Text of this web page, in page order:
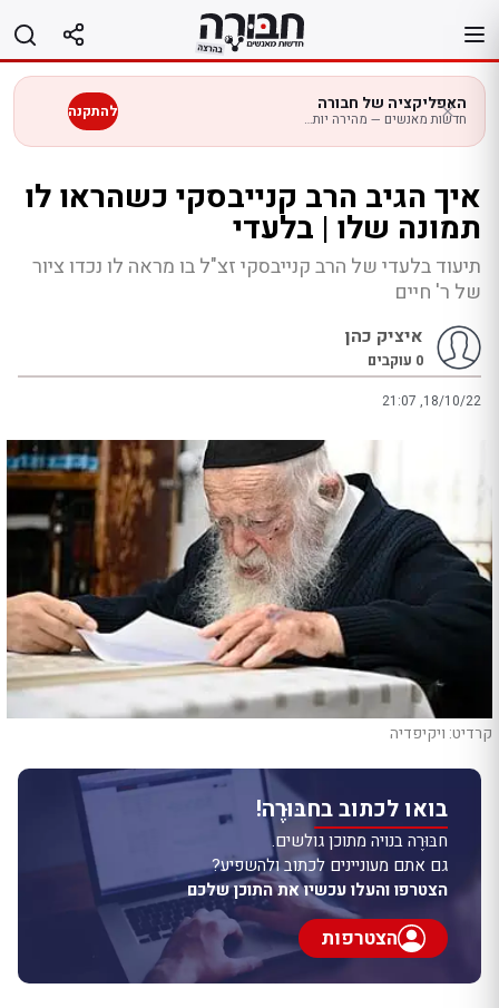
לתוכן
האפליקציה של חבורה
חדשות מאנשים — מהירה יותר בנייד להתקנה
איך הגיב הרב קנייבסקי כשהראו לו
תמונה שלו | בלעדי
תיעוד בלעדי של הרב קנייבסקי זצ"ל בו מראה לו נכדו ציור
של ר' חיים
איציק כהן
0 עוקבים
21:07 ,18/10/22
קרדיט: ויקיפדיה
בואו לכתוב בחבּוּרֶה!
חבּוּרֶה בנויה מתוכן גולשים.
גם אתם מעוניינים לכתוב ולהשפיע?
הצטרפו והעלו עכשיו את התוכן שלכם
הצטרפות